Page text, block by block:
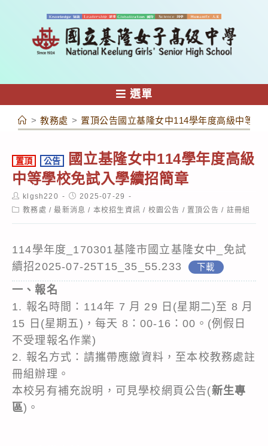
容
選單
> 教務處 > 置頂公告國立基隆女中114學年度高級中等學
置頂 公告
國立基隆女中114學年度高級
中等學校免試入學續招簡章
Post
author:
klgsh220
Post
published:
2025-07-29
Post教務處 / 最新消息 / 本校招生資訊 / 校園公告 / 置頂公告 / 註冊組
114學年度_170301基隆市國立基隆女中_免試
續招2025-07-25T15_35_55.233
下載
一、報名
1. 報名時間：114年 7 月 29 日(星期二)至 8 月
15 日(星期五)，每天 8：00-16：00。(例假日
不受理報名作業)
2. 報名方式：請攜帶應繳資料，至本校教務處註
冊組辦理。
本校另有補充說明，可見學校網頁公告(新生專
區)。